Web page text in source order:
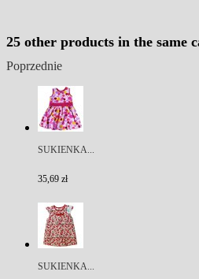
25 other products in the same
Poprzednie
SUKIENKA...
35,69 zł
SUKIENKA...